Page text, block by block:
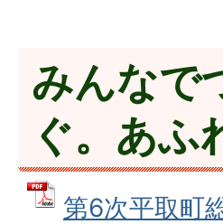
みんなで
ぐ。あふ
第6次平取町